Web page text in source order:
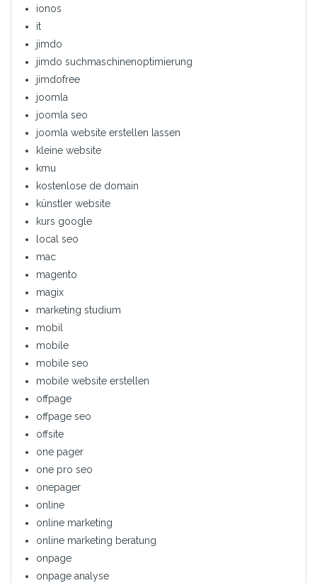
ionos
it
jimdo
jimdo suchmaschinenoptimierung
jimdofree
joomla
joomla seo
joomla website erstellen lassen
kleine website
kmu
kostenlose de domain
künstler website
kurs google
local seo
mac
magento
magix
marketing studium
mobil
mobile
mobile seo
mobile website erstellen
offpage
offpage seo
offsite
one pager
one pro seo
onepager
online
online marketing
online marketing beratung
onpage
onpage analyse